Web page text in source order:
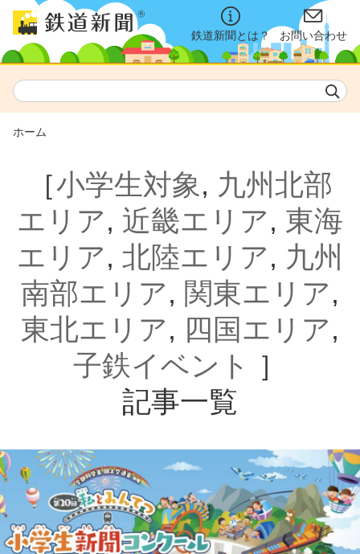
鉄道新聞とは？ お問い合わせ
ホーム
［小学生対象, 九州北部
エリア, 近畿エリア, 東海
エリア, 北陸エリア, 九州
南部エリア, 関東エリア,
東北エリア, 四国エリア,
子鉄イベント ］
記事一覧